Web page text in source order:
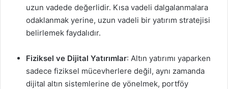
uzun vadede değerlidir. Kısa vadeli dalgalanmalara
odaklanmak yerine, uzun vadeli bir yatırım stratejisi
belirlemek faydalıdır.
Fiziksel ve Dijital Yatırımlar: Altın yatırımı yaparken
sadece fiziksel mücevherlere değil, aynı zamanda
dijital altın sistemlerine de yönelmek, portföy